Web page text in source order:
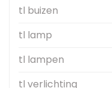
tl buizen
tl lamp
tl lampen
tl verlichting